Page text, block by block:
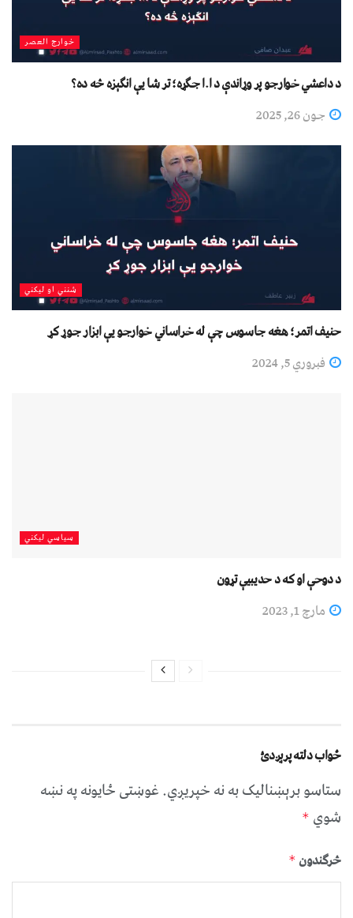
خوارج العصر
د داعشي خوارجو پر وړاندې د ا.ا جګړه؛ تر شا یې انګېزه څه ده؟
جون 26, 2025
شنني او لیکني
حنیف اتمر؛ هغه جاسوس چې له خراساني خوارجو یې ابزار جوړ کړ
فبروري 5, 2024
سیاسي لیکني
د دوحې او که د حديبيې تړون
مارچ 1, 2023
ځواب دلته پرېږدئ
ستاسو برېښناليک به نه خپريږي.غوښتى ځایونه په نښه
شوي *
څرگندون *